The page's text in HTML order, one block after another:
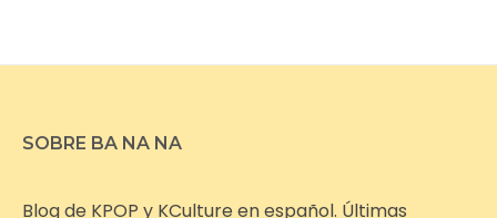
SOBRE BA NA NA
Blog de KPOP y KCulture en español. Últimas